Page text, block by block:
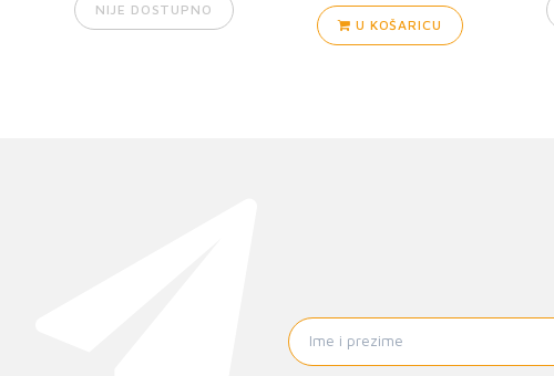
NIJE DOSTUPNO
U KOŠARICU